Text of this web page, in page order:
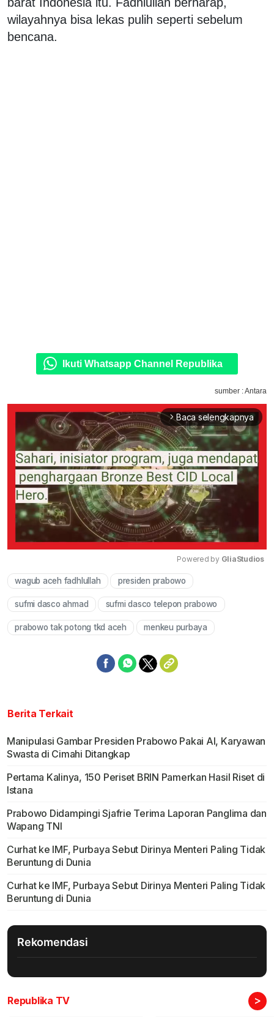
wilayahnya bisa lekas pulih seperti sebelum
bencana.
Ikuti Whatsapp Channel Republika
sumber : Antara
arrow_forward_ios Baca selengkapnya
Powered by GliaStudios
wagub aceh fadhlullah presiden prabowo
sufmi dasco ahmad sufmi dasco telepon prabowo
prabowo tak potong tkd aceh menkeu purbaya
Berita Terkait
Manipulasi Gambar Presiden Prabowo Pakai AI, Karyawan
Swasta di Cimahi Ditangkap
Pertama Kalinya, 150 Periset BRIN Pamerkan Hasil Riset di
Istana
Prabowo Didampingi Sjafrie Terima Laporan Panglima dan
Wapang TNI
Curhat ke IMF, Purbaya Sebut Dirinya Menteri Paling Tidak
Beruntung di Dunia
Curhat ke IMF, Purbaya Sebut Dirinya Menteri Paling Tidak
Beruntung di Dunia
Rekomendasi
Republika TV >